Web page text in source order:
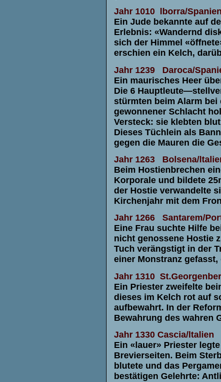
Jahr 1010
lborra/
Ein Jude bekannte auf
Erlebnis: «Wandernd
sich der Himmel
erschien ein Kelch,
Jahr 1239
Daroca/
Ein maurisches Heer
Die 6
stürmten beim Alarm bei
gewonnener Schlacht
Versteck: sie klebten
Dieses Tüchlein als
gegen die Mauren die
Jahr 1263
Bolsena/
Beim Hostienbrechen
Korporale und bildete
der Hostie verwandelte
Kirchenjahr mit dem
Jahr 1266
Santarem/
Eine Frau suchte Hilfe
nicht genossene Hostie
Tuch verängstigt in der
einer Monstranz gefasst,
Jahr 1310
Ein Priester zweifelte
dieses im Kelch rot auf
aufbewahrt. In der
Bewahrung des wahren
Jahr 1330 Cascia/ltalien
Ein «lauer» Priester
Brevierseiten. Beim
blutete und das
bestätigen Gelehrte: